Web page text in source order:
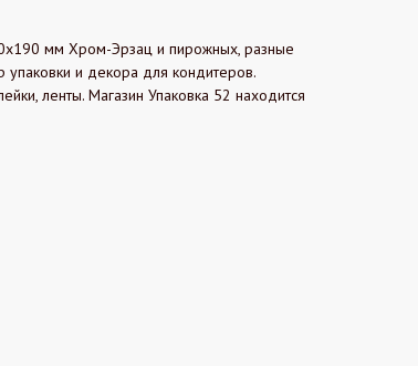
мм Хром-Эрзац и пирожных, разные
и декора для кондитеров.
ленты. Магазин Упаковка 52 находится